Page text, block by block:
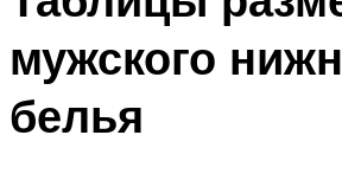
мужского
белья